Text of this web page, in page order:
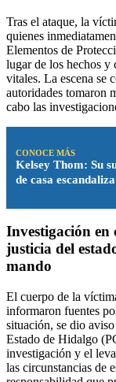
Tras el ataque, la
quienes
Elementos de
lugar de los hechos y
vitales. La escena se
autoridades tomaron
cabo las
CONOCE MÁS
Kelsey Thom: Su
de casa
Investigación
justicia del
mando
El cuerpo de la
informaron fuentes
situación, se dio
Estado de Hidalgo
investigación y el
las circunstancias de